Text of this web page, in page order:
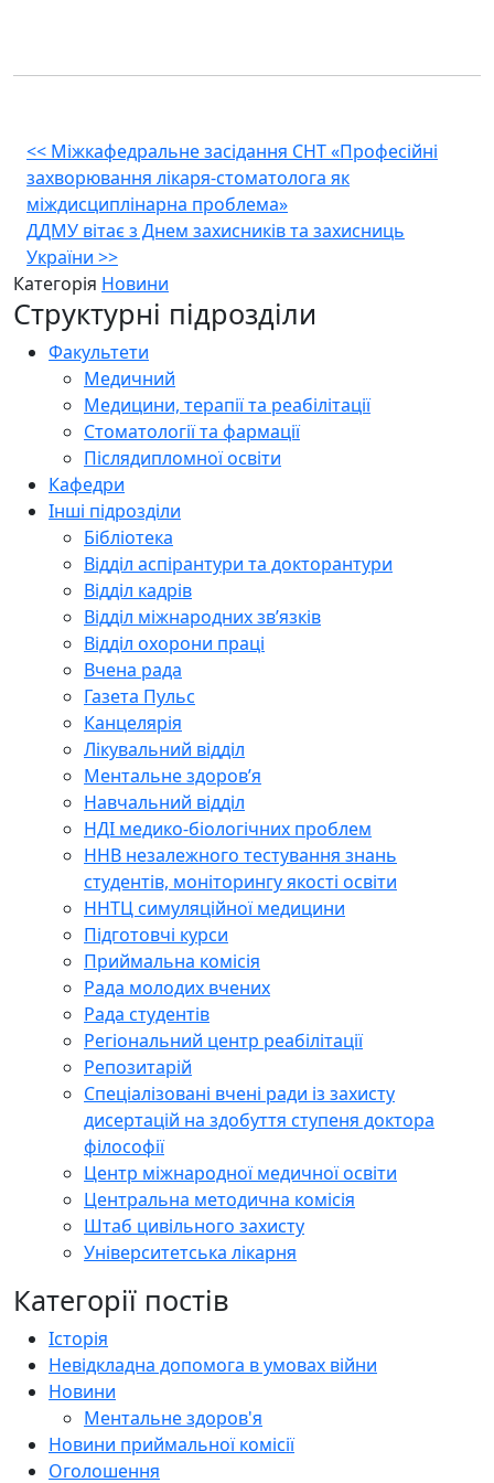
Навігація
записів
<< Міжкафедральне засідання СНТ «Професійні
захворювання лікаря-стоматолога як
міждисциплінарна проблема»
ДДМУ вітає з Днем захисників та захисниць
України >>
Категорія Новини
Структурні підрозділи
Факультети
Медичний
Медицини, терапії та реабілітації
Стоматології та фармації
Післядипломної освіти
Кафедри
Інші підрозділи
Бібліотека
Відділ аспірантури та докторантури
Відділ кадрів
Відділ міжнародних зв’язків
Відділ охорони праці
Вчена рада
Газета Пульс
Канцелярія
Лікувальний відділ
Ментальне здоров’я
Навчальний відділ
НДІ медико-біологічних проблем
ННВ незалежного тестування знань
студентів, моніторингу якості освіти
ННТЦ симуляційної медицини
Підготовчі курси
Приймальна комісія
Рада молодих вчених
Рада студентів
Регіональний центр реабілітації
Репозитарій
Спеціалізовані вчені ради із захисту
дисертацій на здобуття ступеня доктора
філософії
Центр міжнародної медичної освіти
Центральна методична комісія
Штаб цивільного захисту
Університетська лікарня
Категорії постів
Історія
Невідкладна допомога в умовах війни
Новини
Ментальне здоров'я
Новини приймальної комісії
Оголошення